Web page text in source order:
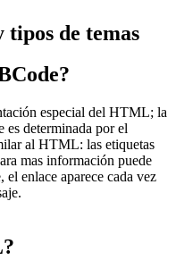
tipos de temas
especial del HTML; la
es determinada por el
al HTML: las etiquetas
mas información puede
enlace aparece cada vez